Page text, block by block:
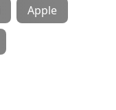
Apple